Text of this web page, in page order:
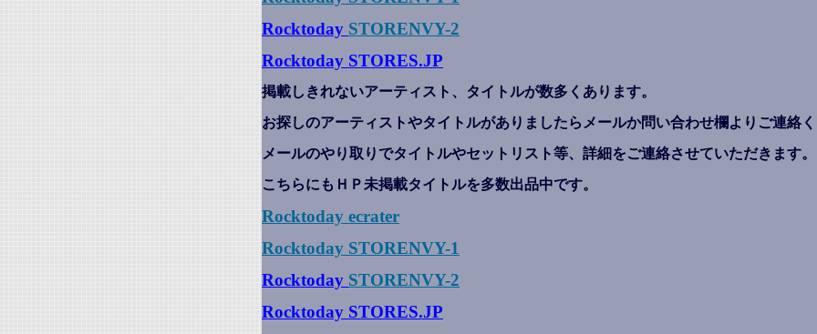
Rocktoday STORENVY-2
Rocktoday STORES.JP
掲載しきれないアーティスト、タイトルが数多くあります。
お探しのアーティストやタイトルがありましたらメールか問い合わせ欄よりご連絡
メールのやり取りでタイトルやセットリスト等、詳細をご連絡させていただきます。
こちらにもＨＰ未掲載タイトルを多数出品中です。
Rocktoday ecrater
Rocktoday STORENVY-1
Rocktoday STORENVY-2
Rocktoday STORES.JP